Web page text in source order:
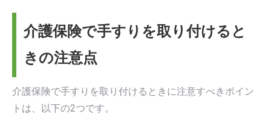
介護保険で手すりを取り付けると
きの注意点
介護保険で手すりを取り付けるときに注意すべきポイン
トは、以下の2つです。